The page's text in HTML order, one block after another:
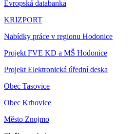
Evropská databanka
KRIZPORT
Nabídky práce v regionu Hodonice
Projekt FVE KD a MŠ Hodonice
Projekt Elektronická úřední deska
Obec Tasovice
Obec Krhovice
Město Znojmo